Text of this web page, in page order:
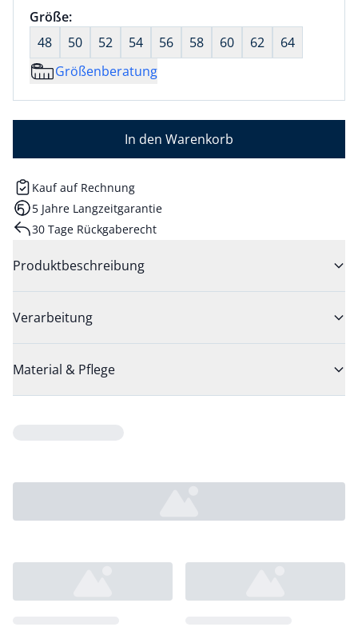
Größenauswahl:
Größe:nichts ausgewählt
48
50 52 54 56 58 60 62
64
Größenberatung
In den Warenkorb
Kauf auf Rechnung
5 Jahre Langzeitgarantie
30 Tage Rückgaberecht
Produktbeschreibung
Verarbeitung
Material & Pflege